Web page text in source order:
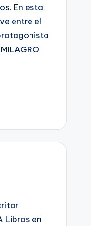
En esta
entre el
Libros en